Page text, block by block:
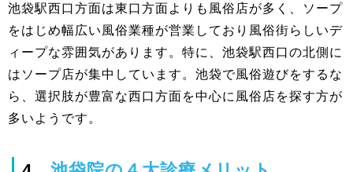
池袋駅西口方面は東口方面よりも風俗店が多く、ソープ
をはじめ幅広い風俗業種が営業しており風俗街らしいデ
ィープな雰囲気があります。特に、池袋駅西口の北側に
はソープ店が集中しています。池袋で風俗遊びをするな
ら、選択肢が豊富な西口方面を中心に風俗店を探す方が
多いようです。